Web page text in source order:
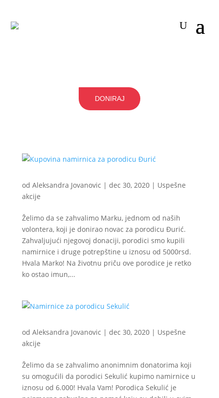
DONIRAJ
od Aleksandra Jovanovic | dec 30, 2020| Uspešne
akcije
Želimo da se zahvalimo Marku, jednom od naših
volontera, koji je donirao novac za porodicu Đurić.
Zahvaljujući njegovoj donaciji, porodici smo kupili
namirnice i druge potrepštine u iznosu od 5000rsd.
Hvala Marko! Na životnu priču ove porodice je retko
ko ostao imun,...
od Aleksandra Jovanovic | dec 30, 2020| Uspešne
akcije
Želimo da se zahvalimo anonimnim donatorima koji
su omogućili da porodici Sekulić kupimo namirnice u
iznosu od 6.000! Hvala Vam! Porodica Sekulić je